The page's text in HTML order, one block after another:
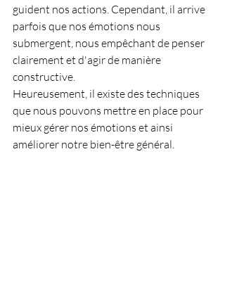
guident nos actions. Cependant, il arrive
parfois que nos émotions nous
submergent, nous empêchant de penser
clairement et d'agir de manière
constructive.
Heureusement, il existe des techniques
que nous pouvons mettre en place pour
mieux gérer nos émotions et ainsi
améliorer notre bien-être général.